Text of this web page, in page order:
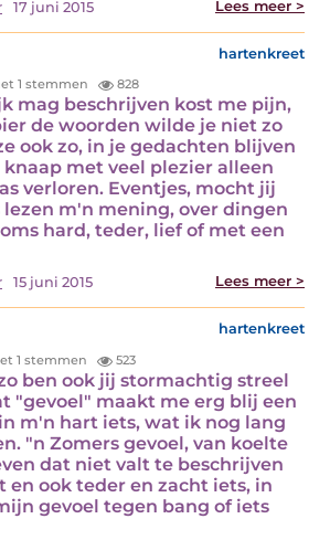
17 juni 2015 Lees meer >
hartenkreet
1 stemmen 828
mag beschrijven kost me pijn,
de woorden wilde je niet zo
ook zo, in je gedachten blijven
knaap met veel plezier alleen
verloren. Eventjes, mocht jij
m'n mening, over dingen
hard, teder, lief of met een
15 juni 2015 Lees meer >
hartenkreet
1 stemmen 523
ben ook jij stormachtig streel
"gevoel" maakt me erg blij een
m'n hart iets, wat ik nog lang
"n Zomers gevoel, van koelte
dat niet valt te beschrijven
en ook teder en zacht iets, in
gevoel tegen bang of iets